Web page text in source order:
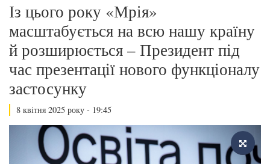
Із цього року «Мрія»
масштабується на всю нашу країну
й розширюється – Президент під
час презентації нового функціоналу
застосунку
8 квітня 2025 року - 19:45